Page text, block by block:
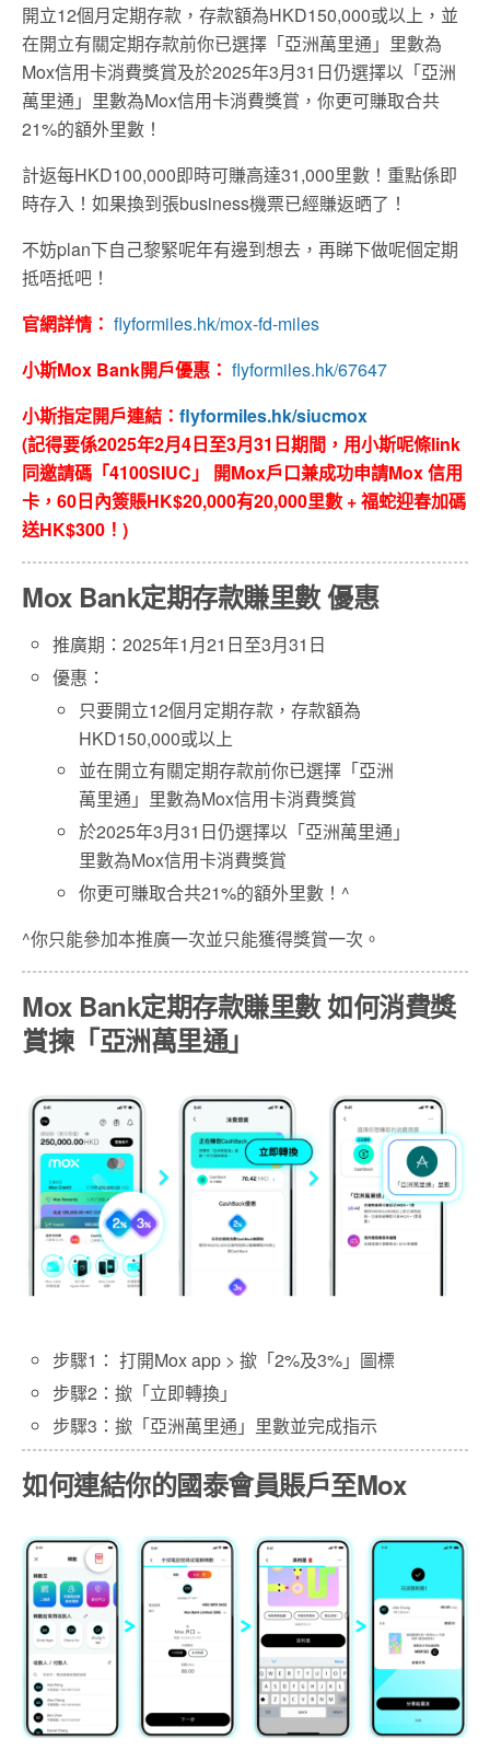
開立12個月定期存款，存款額為HKD150,000或以上，並
在開立有關定期存款前你已選擇「亞洲萬里通」里數為
Mox信用卡消費獎賞及於2025年3月31日仍選擇以「亞洲
萬里通」里數為Mox信用卡消費獎賞，你更可賺取合共
21%的額外里數！
計返每HKD100,000即時可賺高達31,000里數！重點係即
時存入！如果換到張business機票已經賺返晒了！
不妨plan下自己黎緊呢年有邊到想去，再睇下做呢個定期
抵唔抵吧！
官網詳情： flyformiles.hk/mox-fd-miles
小斯Mox Bank開戶優惠： flyformiles.hk/67647
小斯指定開戶連結： flyformiles.hk/siucmox
(記得要係2025年2月4日至3月31日期間，用小斯呢條link
同邀請碼「4100SIUC」 開Mox戶口兼成功申請Mox 信用
卡，60日內簽賬HK$20,000有20,000里數 + 福蛇迎春加碼
送HK$300！)
Mox Bank定期存款賺里數 優惠
推廣期：2025年1月21日至3月31日
優惠：
只要開立12個月定期存款，存款額為
HKD150,000或以上
並在開立有關定期存款前你已選擇「亞洲
萬里通」里數為Mox信用卡消費獎賞
於2025年3月31日仍選擇以「亞洲萬里通」
里數為Mox信用卡消費獎賞
你更可賺取合共21%的額外里數！^
^你只能參加本推廣一次並只能獲得獎賞一次。
Mox Bank定期存款賺里數 如何消費獎
賞揀「亞洲萬里通」
步驟1： 打開Mox app > 撳「2%及3%」圖標
步驟2：撳「立即轉換」
步驟3：撳「亞洲萬里通」里數並完成指示
如何連結你的國泰會員賬戶至Mox